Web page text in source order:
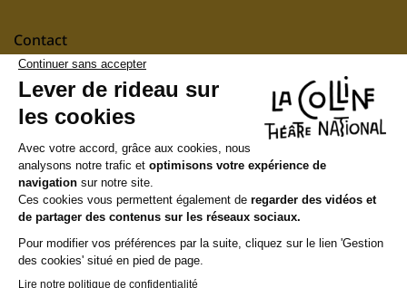
Contact
Mentions légales
nous soutenir
Suivez-nous
Newsletter
Recevez notre actualité et notre programmation